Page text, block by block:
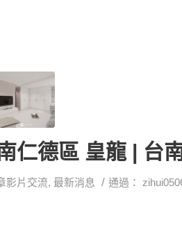
仁德區 皇龍 | 台
影片交流, 最新消息 / 通過：